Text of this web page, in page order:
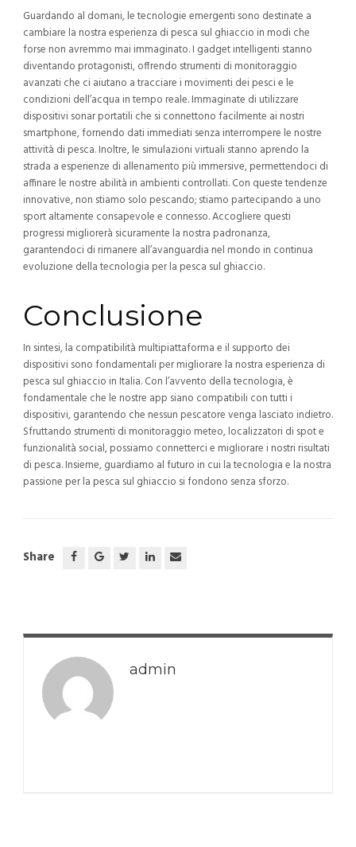
Guardando al domani, le tecnologie emergenti sono destinate a
cambiare la nostra esperienza di pesca sul ghiaccio in modi che
forse non avremmo mai immaginato. I gadget intelligenti stanno
diventando protagonisti, offrendo strumenti di monitoraggio
avanzati che ci aiutano a tracciare i movimenti dei pesci e le
condizioni dell’acqua in tempo reale. Immaginate di utilizzare
dispositivi sonar portatili che si connettono facilmente ai nostri
smartphone, fornendo dati immediati senza interrompere le nostre
attività di pesca. Inoltre, le simulazioni virtuali stanno aprendo la
strada a esperienze di allenamento più immersive, permettendoci di
affinare le nostre abilità in ambienti controllati. Con queste tendenze
innovative, non stiamo solo pescando; stiamo partecipando a uno
sport altamente consapevole e connesso. Accogliere questi
progressi migliorerà sicuramente la nostra padronanza,
garantendoci di rimanere all’avanguardia nel mondo in continua
evoluzione della tecnologia per la pesca sul ghiaccio.
Conclusione
In sintesi, la compatibilità multipiattaforma e il supporto dei
dispositivi sono fondamentali per migliorare la nostra esperienza di
pesca sul ghiaccio in Italia. Con l’avvento della tecnologia, è
fondamentale che le nostre app siano compatibili con tutti i
dispositivi, garantendo che nessun pescatore venga lasciato indietro.
Sfruttando strumenti di monitoraggio meteo, localizzatori di spot e
funzionalità social, possiamo connetterci e migliorare i nostri risultati
di pesca. Insieme, guardiamo al futuro in cui la tecnologia e la nostra
passione per la pesca sul ghiaccio si fondono senza sforzo.
Share
admin